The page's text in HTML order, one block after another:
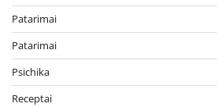
Patarimai
Patarimai
Psichika
Receptai